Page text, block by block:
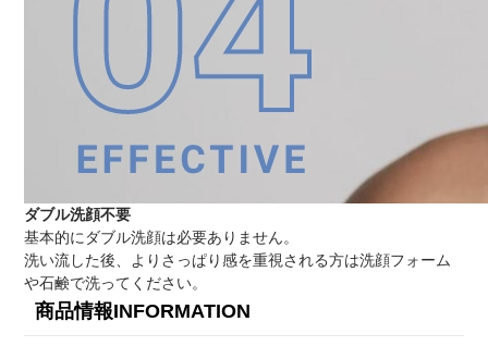
ダブル洗顔不要
基本的にダブル洗顔は必要ありません。
洗い流した後、よりさっぱり感を重視される方は洗顔フォーム
や石鹸で洗ってください。
商品情報INFORMATION